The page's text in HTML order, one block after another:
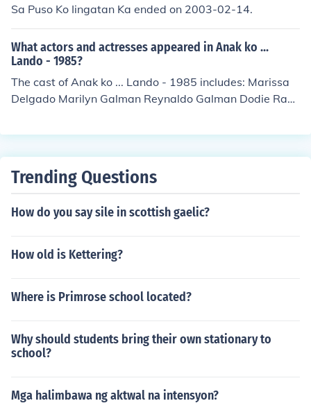
hindi iyon kinuha ng anak ko&hellip; parang awa nyu na
&hellip; maawa na kau sakin&hellip;. &lt;aarte na tila hi
nihila, babagsak paluhod&hellip; mababaliw&hellip;&g
t; Nasaan na ang mga anak ko? Basilio, Crispin&hellip; I
kaw nakita mo ba ang mga anak ko? Baka napansin m
o sila&hellip; maaari bang sabihin mo sa akin kung nas
p; Maawa ka na sakin Basilio&hellip; Crispin&hellip; Ba
s ur script
mapaparam
Sa Puso Ko Iingatan Ka ended on 2003-02-14.
What actors and actresses appeared in Anak ko ...
Lando - 1985?
The cast of Anak ko ... Lando - 1985 includes: Marissa
Delgado Marilyn Galman Reynaldo Galman Dodie Rami
Trending Questions
How do you say sile in scottish gaelic?
How old is Kettering?
Where is Primrose school located?
Why should students bring their own stationary to
school?
Mga halimbawa ng aktwal na intensyon?